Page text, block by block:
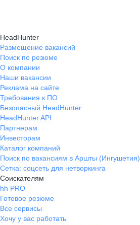
HeadHunter
Размещение вакансий
Поиск по резюме
О компании
Наши вакансии
Реклама на сайте
Требования к ПО
Безопасный HeadHunter
HeadHunter API
Партнерам
Инвесторам
Каталог компаний
Поиск по вакансиям в Аршты (Ингушетия)
Сетка: соцсеть для нетворкинга
Соискателям
hh PRO
Готовое резюме
Все сервисы
Хочу у вас работать